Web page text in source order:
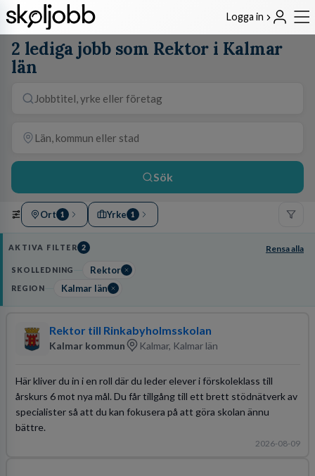
Logga in
2 lediga jobb som Rektor i Kalmar
län
Sök
Ort 1 Yrke 1
AKTIVA FILTER 2 Rensa alla
SKOLLEDNING Rektor
REGION Kalmar län
Rektor till Rinkabyholmsskolan
Kalmar kommun Kalmar, Kalmar län
Här kliver du in i en roll där du leder elever i förskoleklass till
årskurs 6 mot nya mål. Du får tillgång till ett brett stödnätverk av
specialister så att du kan fokusera på att göra skolan ännu
bättre.
2026-08-09